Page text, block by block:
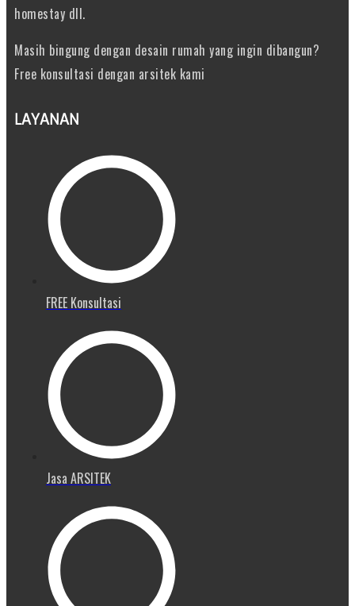
homestay dll.
Masih bingung dengan desain rumah yang ingin dibangun?
Free konsultasi dengan arsitek kami
LAYANAN
FREE Konsultasi
Jasa ARSITEK